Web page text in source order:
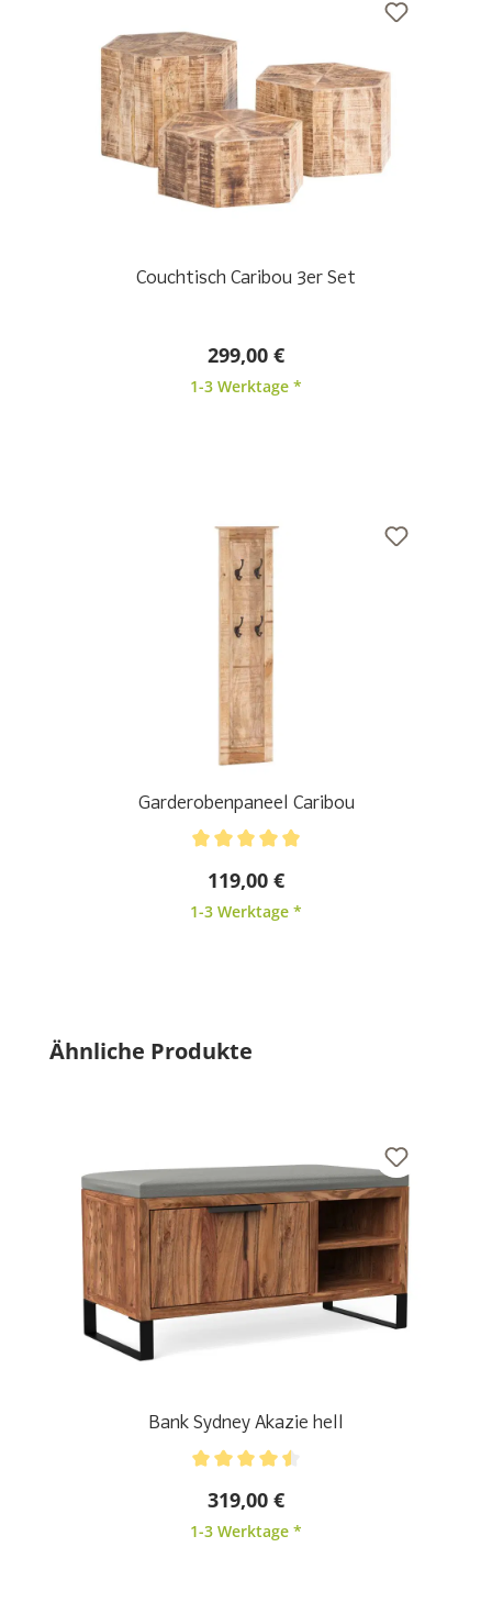
Couchtisch Caribou 3er Set
299,00 €
1-3 Werktage *
Garderobenpaneel Caribou
119,00 €
1-3 Werktage *
Produktgalerie überspringen
Ähnliche Produkte
Bank Sydney Akazie hell
319,00 €
1-3 Werktage *